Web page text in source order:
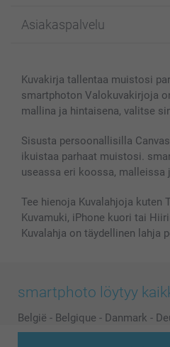
Kuvakirjat
Kännykkä & Tabletti
MyNameBook
Valokuvakehykset &
Lahjakortti
Kaikki kuvatuotteet
Affiliate ohjelma
Sivukartta
Ehdot/takuut
Asiakaspalvelu
smartbonus
Hinnat & maksutavat
Kuvakirja tallentaa muistosi
smartphoton Valokuvakirjoja
mallina ja hintaisena, valitse
Sisusta persoonallisilla
ikuistaa parhaat muistosi.
useassa eri koossa, malleissa
Tee hienoja Kuvalahjoja kuten
Kuvamuki, iPhone kuori tai
Kuvalahja on täydellinen lahja
smartphoto löytyy
België - Belgique - Danmark -
- Nederland - Norge - Österreich